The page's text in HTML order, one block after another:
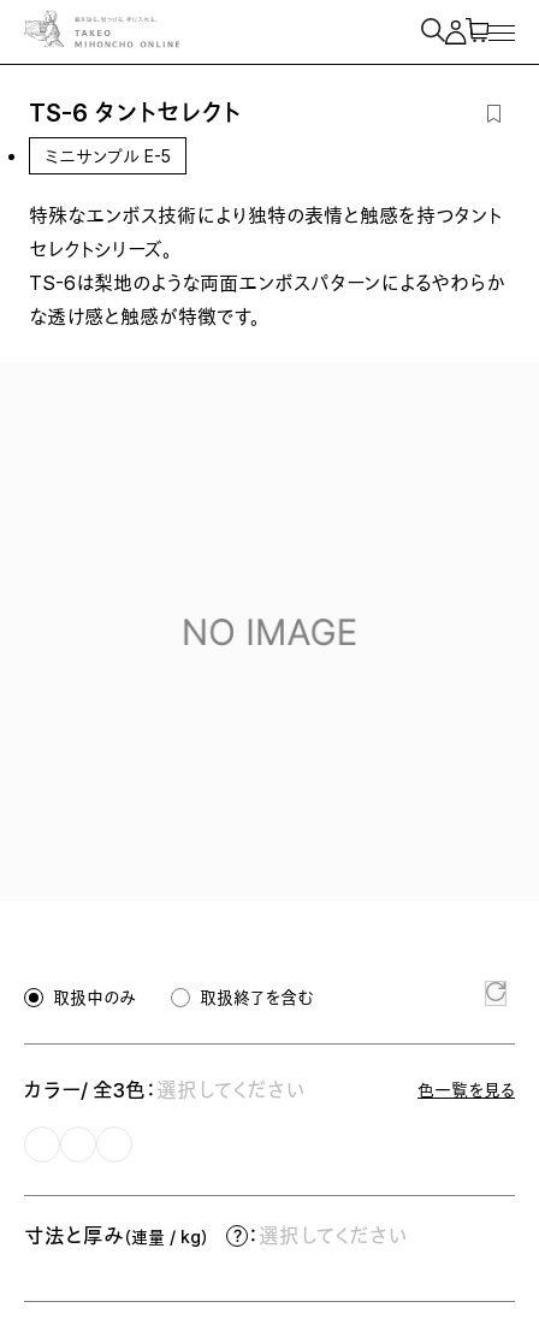
紙を検索
TS-6 タントセレクト
ミニサンプル E-5
特殊なエンボス技術により独特の表情と触感を持つタント
セレクトシリーズ。
TS-6は梨地のような両面エンボスパターンによるやわらか
な透け感と触感が特徴です。
取扱中のみ 取扱終了を含む
カラー/ 全3色： 選択してください 色一覧を見る
寸法と厚み（連量 / kg） ： 選択してください